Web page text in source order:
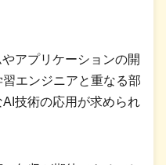
アプリケーションの開
エンジニアと重なる部
技術の応用が求められ